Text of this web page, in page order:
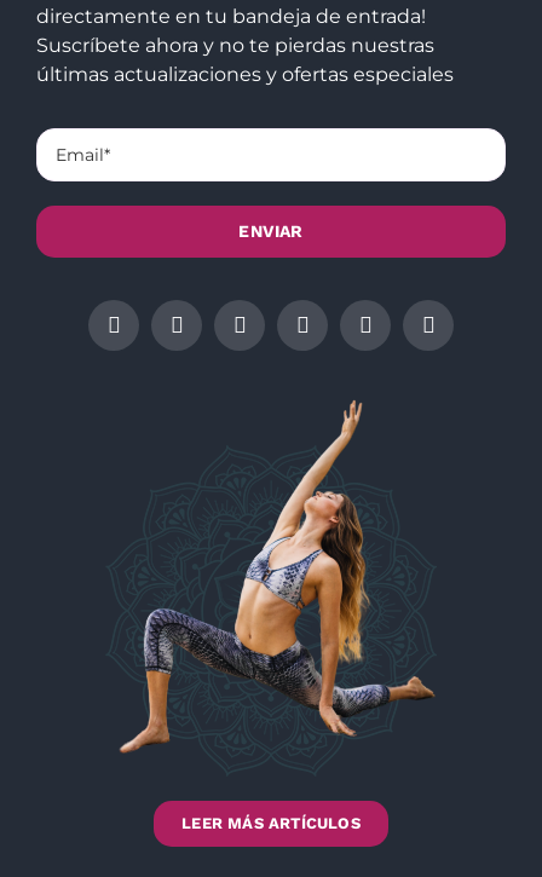
directamente en tu bandeja de entrada!
Suscríbete ahora y no te pierdas nuestras
últimas actualizaciones y ofertas especiales
LEER MÁS ARTÍCULOS